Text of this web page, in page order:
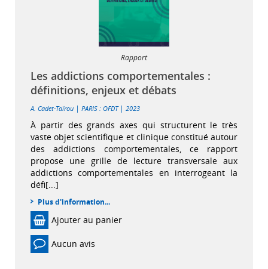
Rapport
Les addictions comportementales :
définitions, enjeux et débats
A. Cadet-Taïrou | PARIS : OFDT| 2023
À partir des grands axes qui structurent le très
vaste objet scientifique et clinique constitué autour
des addictions comportementales, ce rapport
propose une grille de lecture transversale aux
addictions comportementales en interrogeant la
défi[...]
Plus d'information...
Ajouter au panier
Aucun avis